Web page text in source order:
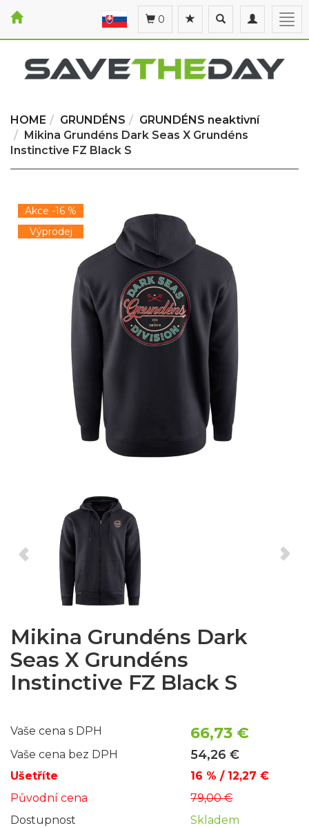
Toggle
navigation
Toggle
search
0
HOME GRUNDÉNS
GRUNDÉNS neaktivní
Mikina Grundéns Dark Seas X Grundéns
Instinctive FZ Black S
Akce -16 %
Výprodej
Mikina Grundéns Dark
Seas X Grundéns
Instinctive FZ Black S
Vaše cena s DPH 66,73 €
Vaše cena bez DPH 54,26 €
Ušetříte
16 % / 12,27 €
Původní cena
79,00 €
Dostupnost
Skladem